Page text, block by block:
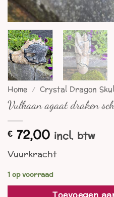
Home / Crystal Dragon
Vulkaan agaat draken
€ 72,00 incl. btw
Vuurkracht
1 op voorraad